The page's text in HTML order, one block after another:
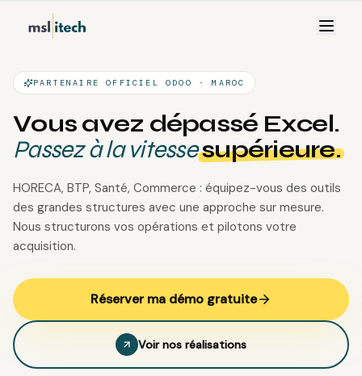
PARTENAIRE OFFICIEL ODOO · MAROC
Vousavez dépassé Excel.
Passez àla vitessesupérieure.
HORECA, BTP, Santé, Commerce : équipez-vous des outils
des grandes structures avec une approche sur mesure.
Nous structurons vos opérations et pilotons votre
acquisition.
Réserver ma démo gratuite
Voir nos réalisations